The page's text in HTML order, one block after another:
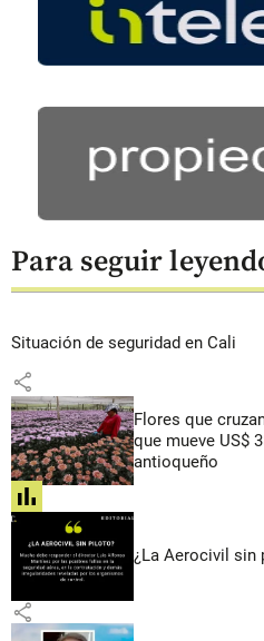
Para seguir
Situación de seguridad en Cali
share
Flores que
que mueve US$
antioqueño
share
¿La Aerocivil sin
share